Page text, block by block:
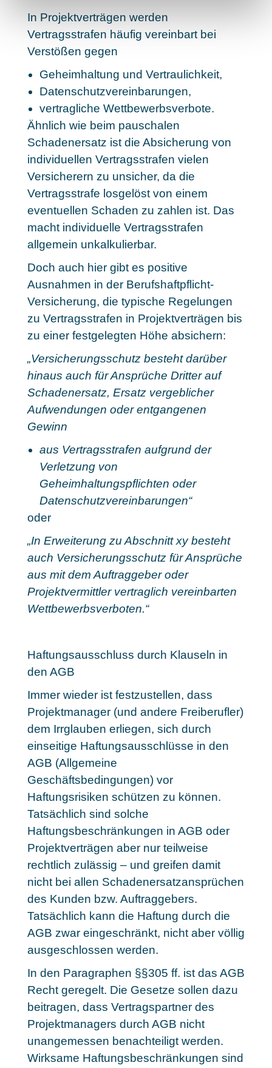
In Projektverträgen werden
Vertragsstrafen häufig vereinbart bei
Verstößen gegen
Geheimhaltung und Vertraulichkeit,
Datenschutzvereinbarungen,
vertragliche Wettbewerbsverbote.
Ähnlich wie beim pauschalen
Schadenersatz ist die Absicherung von
individuellen Vertragsstrafen vielen
Versicherern zu unsicher, da die
Vertragsstrafe losgelöst von einem
eventuellen Schaden zu zahlen ist. Das
macht individuelle Vertragsstrafen
allgemein unkalkulierbar.
Doch auch hier gibt es positive
Ausnahmen in der Berufshaftpflicht-
Versicherung, die typische Regelungen
zu Vertragsstrafen in Projektverträgen bis
zu einer festgelegten Höhe absichern:
„Versicherungsschutz besteht darüber
hinaus auch für Ansprüche Dritter auf
Schadenersatz, Ersatz vergeblicher
Aufwendungen oder entgangenen
Gewinn
aus Vertragsstrafen aufgrund der
Verletzung von
Geheimhaltungspflichten oder
Datenschutzvereinbarungen“
oder
„In Erweiterung zu Abschnitt xy besteht
auch Versicherungsschutz für Ansprüche
aus mit dem Auftraggeber oder
Projektvermittler vertraglich vereinbarten
Wettbewerbsverboten.“
Haftungsausschluss durch Klauseln in
den AGB
Immer wieder ist festzustellen, dass
Projektmanager (und andere Freiberufler)
dem Irrglauben erliegen, sich durch
einseitige Haftungsausschlüsse in den
AGB (Allgemeine
Geschäftsbedingungen) vor
Haftungsrisiken schützen zu können.
Tatsächlich sind solche
Haftungsbeschränkungen in AGB oder
Projektverträgen aber nur teilweise
rechtlich zulässig – und greifen damit
nicht bei allen Schadenersatzansprüchen
des Kunden bzw. Auftraggebers.
Tatsächlich kann die Haftung durch die
AGB zwar eingeschränkt, nicht aber völlig
ausgeschlossen werden.
In den Paragraphen §§305 ff. ist das AGB
Recht geregelt. Die Gesetze sollen dazu
beitragen, dass Vertragspartner des
Projektmanagers durch AGB nicht
unangemessen benachteiligt werden.
Wirksame Haftungsbeschränkungen sind